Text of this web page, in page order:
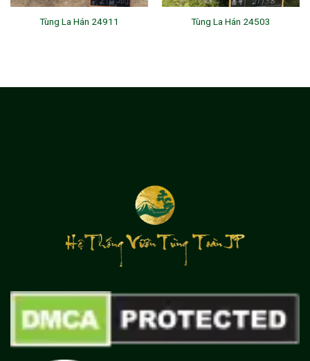
Tùng La Hán 24911 Tùng La Hán 24503